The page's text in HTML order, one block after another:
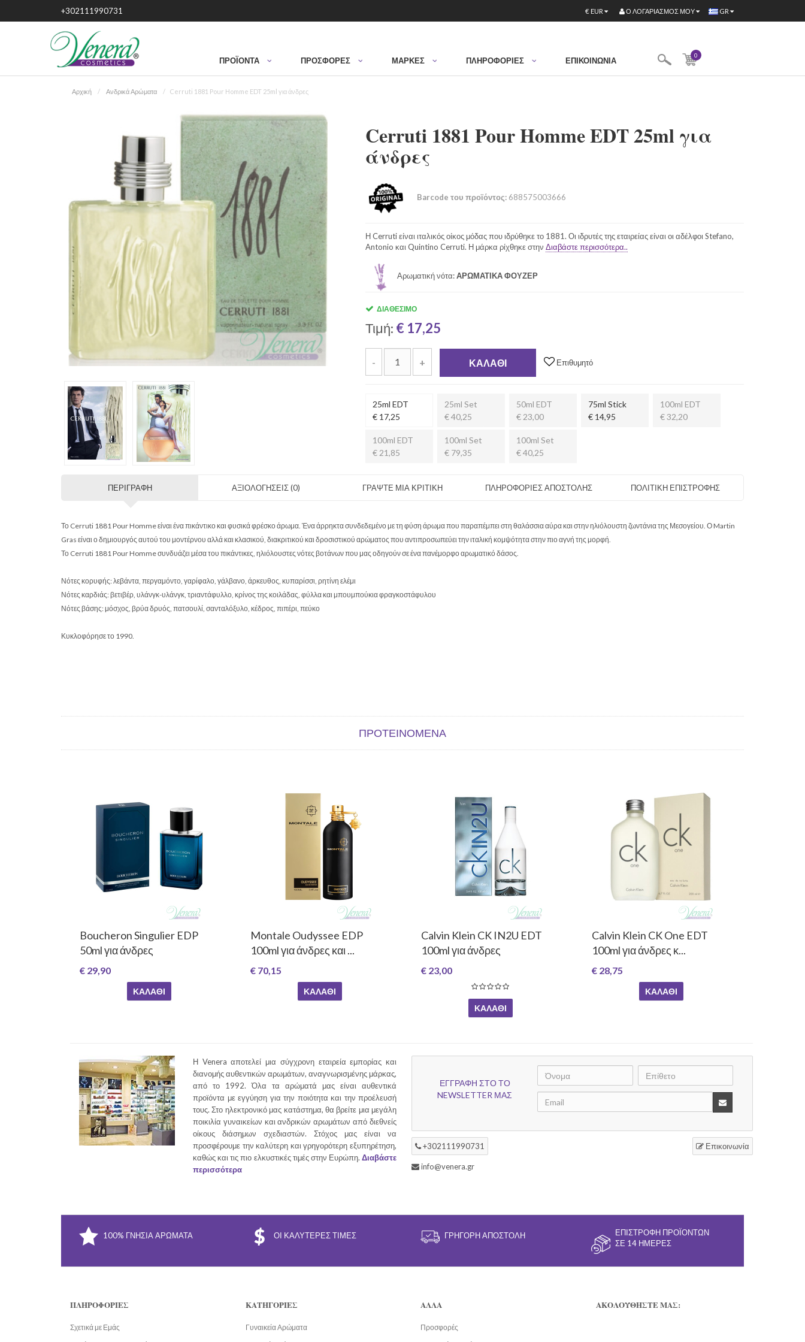
+302111990731 GR
€ EUR Ο ΛΟΓΑΡΙΑΣΜΌΣ ΜΟΥ
ΠΡΟΪΌΝΤΑ ΠΡΟΣΦΟΡΈΣ ΜΆΡΚΕΣ ΠΛΗΡΟΦΟΡΙΕΣ ΕΠΙΚΟΙΝΩΝΊΑ
0
Αρχική Ανδρικά Αρώματα Cerruti 1881 Pour Homme EDT 25ml για άνδρες
Cerruti 1881 Pour Homme EDT 25ml για
άνδρες
Barcode του προϊόντος:688575003666
Η Cerruti είναι ιταλικός οίκος μόδας που ιδρύθηκε το 1881. Οι ιδρυτές της εταιρείας είναι οι αδέλφοι Stefano,
Antonio και Quintino Cerruti. Η μάρκα ρίχθηκε στην Διαβάστε περισσότερα..
Αρωματική νότα:ΑΡΩΜΑΤΙΚΑ ΦΟΥΖΕΡ
ΔΙΑΘΈΣΙΜΟ
Τιμή: € 17,25
- + ΚΑΛΆΘΙ Επιθυμητό
25ml EDT
€ 17,25
25ml Set
€ 40,25
50ml EDT
€ 23,00
75ml Stick
€ 14,95
100ml EDT
€ 32,20
100ml EDT
€ 21,85
100ml Set
€ 79,35
100ml Set
€ 40,25
ΠΕΡΙΓΡΑΦΉ ΑΞΙΟΛΟΓΉΣΕΙΣ (0) ΓΡΑΨΤΕ ΜΙΑ ΚΡΙΤΙΚΗ ΠΛΗΡΟΦΟΡΙΕΣ ΑΠΟΣΤΟΛΗΣ ΠΟΛΙΤΙΚΗ ΕΠΙΣΤΡΟΦΗΣ
Το Cerruti 1881 Pour Homme είναι ένα πικάντικο και φυσικά φρέσκο άρωμα. Ένα άρρηκτα συνδεδεμένο με τη φύση άρωμα που παραπέμπει στη θαλάσσια αύρα και στην ηλιόλουστη ζωντάνια της Μεσογείου. Ο Martin
Gras είναι ο δημιουργός αυτού του μοντέρνου αλλά και κλασικού, διακριτικού και δροσιστικού αρώματος που αντιπροσωπεύει την ιταλική κομψότητα στην πιο αγνή της μορφή.
То Cerruti 1881 Pour Homme συνδυάζει μέσα του πικάντικες, ηλιόλουστες νότες βοτάνων που μας οδηγούν σε ένα πανέμορφο αρωματικό δάσος.
Νότες κορυφής: λεβάντα, περγαμόντο, γαρίφαλο, γάλβανο, άρκευθος, κυπαρίσσι, ρητίνη ελέμι
Νότες καρδιάς: βετιβέρ, υλάνγκ-υλάνγκ, τριαντάφυλλο, κρίνος της κοιλάδας, φύλλα και μπουμπούκια φραγκοστάφυλου
Νότες βάσης: μόσχος, βρύα δρυός, πατσουλί, σανταλόξυλο, κέδρος, πιπέρι, πεύκο
Κυκλοφόρησε το 1990.
ΠΡΟΤΕΙΝΌΜΕΝΑ
Boucheron Singulier EDP
50ml για άνδρες
€ 29,90
ΚΑΛΆΘΙ
Montale Oudyssee EDP
100ml για άνδρες και ...
€ 70,15
ΚΑΛΆΘΙ
Calvin Klein CK IN2U EDT
100ml για άνδρες
€ 23,00
ΚΑΛΆΘΙ
Calvin Klein CK One EDT
100ml για άνδρες κ...
€ 28,75
ΚΑΛΆΘΙ
Η Venera αποτελεί μια σύγχρονη εταιρεία εμπορίας και
διανομής αυθεντικών αρωμάτων, αναγνωρισμένης μάρκας,
από το 1992. Όλα τα αρώματά μας είναι αυθεντικά
προϊόντα με εγγύηση για την ποιότητα και την προέλευσή
τους. Στο ηλεκτρονικό μας κατάστημα, θα βρείτε μια μεγάλη
ποικιλία γυναικείων και ανδρικών αρωμάτων από διεθνείς
οίκους διάσημων σχεδιαστών. Στόχος μας είναι να
προσφέρουμε την καλύτερη και γρηγορότερη εξυπηρέτηση,
καθώς και τις πιο ελκυστικές τιμές στην Ευρώπη. Διαβάστε
περισσότερα
ΕΓΓΡΑΦΗ ΣΤΟ ΤΟ
NEWSLETTER ΜΑΣ
+302111990731 Επικοινωνία
info@venera.gr
100% ΓΝΉΣΙΑ ΑΡΏΜΑΤΑ ΟΙ ΚΑΛΎΤΕΡΕΣ ΤΙΜΈΣ ΓΡΉΓΟΡΗ ΑΠΟΣΤΟΛΉ
ΕΠΙΣΤΡΟΦΉ ΠΡΟΪΌΝΤΩΝ
ΣΕ 14 ΗΜΈΡΕΣ
ΠΛΗΡΟΦΟΡΊΕΣ
Σχετικά με Εμάς
ΚΑΤΗΓΟΡΙΕΣ
Γυναικεία Αρώματα
ΑΛΛΑ
Προσφορές
ΑΚΟΛΟΥΘΗΣΤΕ ΜΑΣ: